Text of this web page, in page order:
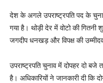
देश के अगले उपराष्ट्रपति पद के
गया है। थोड़ी देर में वोटो की
जगदीप धनखड़ और विपक्ष की
उपराष्ट्रपति चुनाव में दोपहर दो
है। अधिकारियों ने जानकारी दी